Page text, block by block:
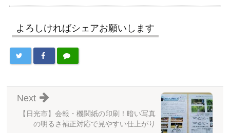
よろしければシェアお願いします
【日光市】会報・機関紙の印刷！暗い写真
の明るさ補正対応で見やすい仕上がり
Next